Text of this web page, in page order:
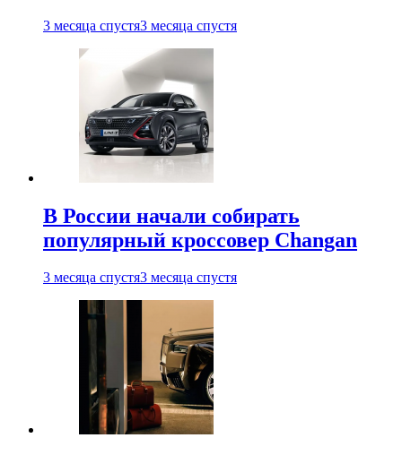
3 месяца спустя3 месяца спустя
В России начали собирать
популярный кроссовер Changan
3 месяца спустя3 месяца спустя